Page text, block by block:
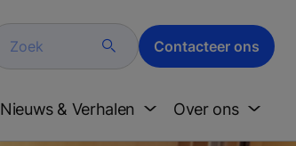
Zoek Contacteer ons
Nieuws & Verhalen Over ons